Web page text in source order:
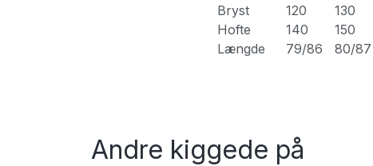
Bryst
120 130
Hofte
140 150
Længde
79/86 80/87
Andre kiggede på